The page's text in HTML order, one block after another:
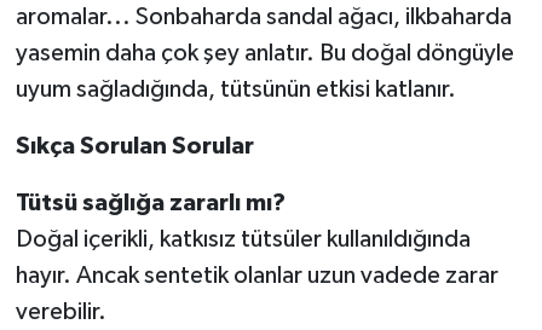
aromalar... Sonbaharda sandal ağacı, ilkbaharda
yasemin daha çok şey anlatır. Bu doğal döngüyle
uyum sağladığında, tütsünün etkisi katlanır.
Sıkça Sorulan Sorular
Tütsü sağlığa zararlı mı?
Doğal içerikli, katkısız tütsüler kullanıldığında
hayır. Ancak sentetik olanlar uzun vadede zarar
verebilir.